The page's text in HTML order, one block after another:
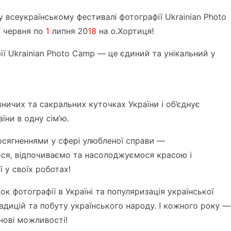
фестивалі фотографії Ukrainian Photo
червня по 1 липня 2018 на о.Хортиця!
Ukrainian Photo Camp — це єдиний та унікальний у
та сакральних куточках України і об’єднує
в одну сім’ю.
у сфері улюбленої справи —
відпочиваємо та насолоджуємося красою і
у своїх роботах!
фотографії в Україні та популяризація української
та побуту українського народу. І кожного року —
можливості!